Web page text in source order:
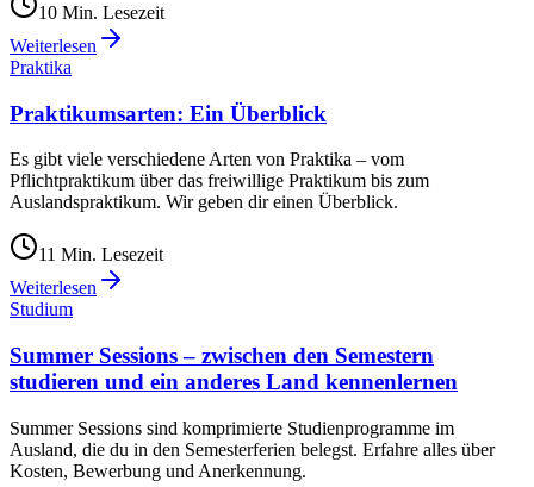
10 Min. Lesezeit
Weiterlesen
Praktika
Praktikumsarten: Ein Überblick
Es gibt viele verschiedene Arten von Praktika – vom
Pflichtpraktikum über das freiwillige Praktikum bis zum
Auslandspraktikum. Wir geben dir einen Überblick.
11 Min. Lesezeit
Weiterlesen
Studium
Summer Sessions – zwischen den Semestern
studieren und ein anderes Land kennenlernen
Summer Sessions sind komprimierte Studienprogramme im
Ausland, die du in den Semesterferien belegst. Erfahre alles über
Kosten, Bewerbung und Anerkennung.